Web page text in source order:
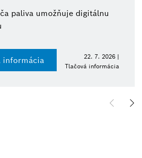
paliva umožňuje digitálnu
informácia
22. 7. 2026 |
Tlačová informácia